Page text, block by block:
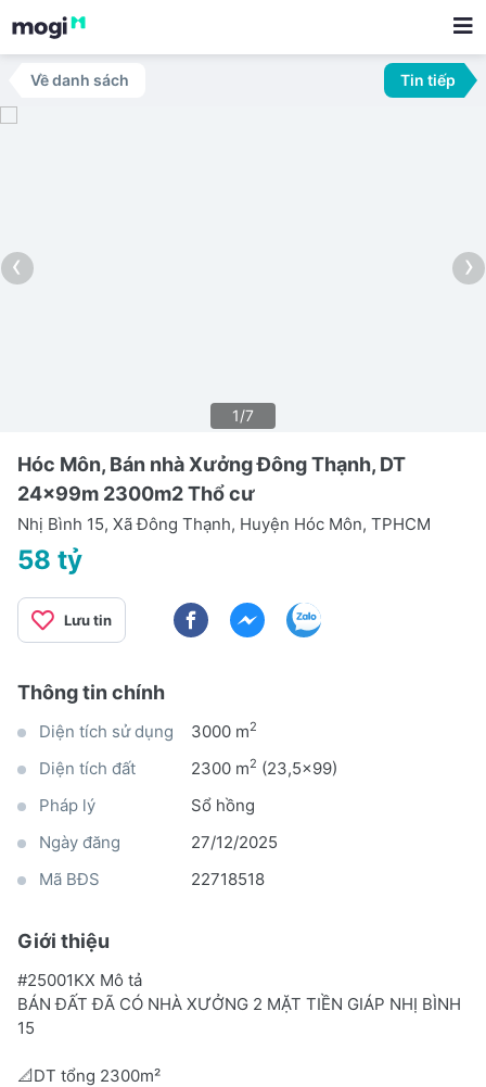
Về danh sách Tin tiếp
‹ ›
1/7
Hóc Môn, Bán nhà Xưởng Đông Thạnh, DT
24x99m 2300m2 Thổ cư
Nhị Bình 15, Xã Đông Thạnh, Huyện Hóc Môn, TPHCM
58 tỷ
Lưu tin
Thông tin chính
Diện tích sử dụng 3000 m2
Diện tích đất 2300 m2 (23,5x99)
Pháp lý
Sổ hồng
Ngày đăng
27/12/2025
Mã BĐS
22718518
Giới thiệu
#25001KX Mô tả
BÁN ĐẤT ĐÃ CÓ NHÀ XƯỞNG 2 MẶT TIỀN GIÁP NHỊ BÌNH
15
📐DT tổng 2300m²